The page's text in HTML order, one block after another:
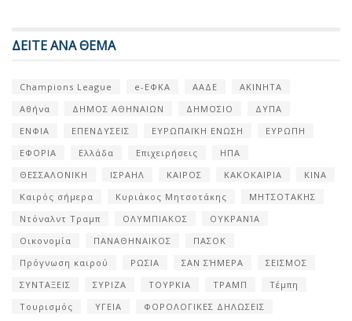
ΔΕΙΤΕ ΑΝΑ ΘΕΜΑ
Champions League e-ΕΦΚΑ ΑΑΔΕ
ΑΚΙΝΗΤΑ
Αθήνα
ΔΗΜΟΣ ΑΘΗΝΑΙΩΝ ΔΗΜΟΣΙΟ
ΔΥΠΑ
ΕΝΦΙΑ
ΕΠΕΝΔΥΣΕΙΣ ΕΥΡΩΠΑΪΚΗ ΕΝΩΣΗ
ΕΥΡΩΠΗ
ΕΦΟΡΙΑ
Ελλάδα Επιχειρήσεις
ΗΠΑ
ΘΕΣΣΑΛΟΝΙΚΗ
ΙΣΡΑΗΛ ΚΑΙΡΟΣ ΚΑΚΟΚΑΙΡΙΑ
ΚΙΝΑ
Καιρός σήμερα
Κυριάκος Μητσοτάκης
ΜΗΤΣΟΤΑΚΗΣ
Ντόναλντ Τραμπ
ΟΛΥΜΠΙΑΚΟΣ
ΟΥΚΡΑΝΊΑ
Οικονομία
ΠΑΝΑΘΗΝΑΙΚΟΣ
ΠΑΣΟΚ
Πρόγνωση καιρού
ΡΩΣΙΑ ΣΑΝ ΣΉΜΕΡΑ
ΣΕΙΣΜΟΣ
ΣΥΝΤΑΞΕΙΣ
ΣΥΡΙΖΑ ΤΟΥΡΚΙΑ ΤΡΑΜΠ
Τέμπη
Τουρισμός
ΥΓΕΙΑ
ΦΟΡΟΛΟΓΙΚΕΣ ΔΗΛΩΣΕΙΣ